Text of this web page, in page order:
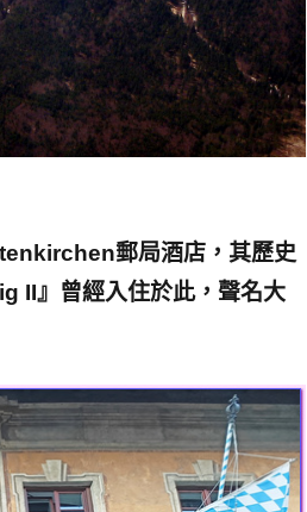
郵局酒店，其歷史
II』曾經入住於此，聲名大